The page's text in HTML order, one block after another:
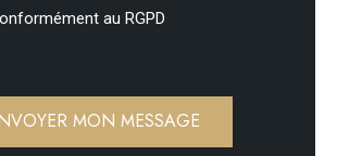
au RGPD
MON MESSAGE